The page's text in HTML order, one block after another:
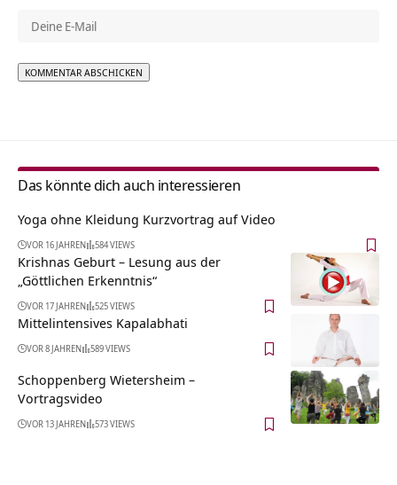
Das könnte dich auch interessieren
Yoga ohne Kleidung Kurzvortrag auf Video
VOR 16 JAHREN 584 VIEWS
Krishnas Geburt – Lesung aus der
„Göttlichen Erkenntnis“
VOR 17 JAHREN 525 VIEWS
Mittelintensives Kapalabhati
VOR 8 JAHREN 589 VIEWS
Schoppenberg Wietersheim‏‎ –
Vortragsvideo
VOR 13 JAHREN 573 VIEWS